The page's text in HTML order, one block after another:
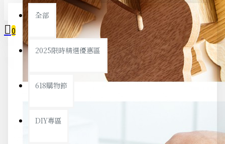
全部
2025限時精選優惠區
618購物節
DIY專區
0
您的購物車內沒有商品！